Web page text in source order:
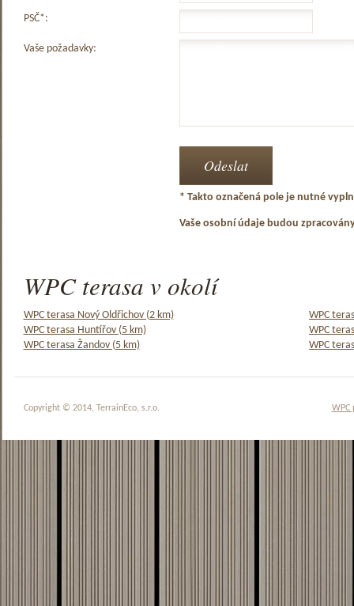
PSČ*:
Vaše požadavky:
* Takto označená pole je nutné
Vaše osobní údaje budou
WPC terasa v okolí
WPC terasa Nový Oldřichov (2 km)
WPC
WPC terasa Huntířov (5 km)
WPC
WPC terasa Žandov (5 km)
WPC
WPC
Copyright © 2014, TerrainEco, s.r.o.